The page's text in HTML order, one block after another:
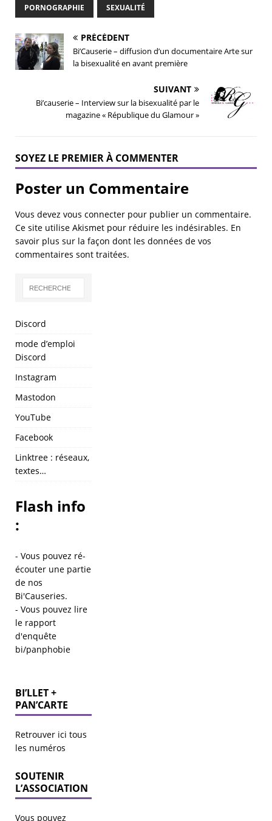
PORNOGRAPHIE SEXUALITÉ
PRÉCÉDENT
Bi’Causerie – diffusion d’un documentaire Arte sur
la bisexualité en avant première
SUIVANT
Bi’causerie – Interview sur la bisexualité par le
magazine « République du Glamour »
SOYEZ LE PREMIER À COMMENTER
Poster un Commentaire
Vous devez vous connecter pour publier un commentaire.
Ce site utilise Akismet pour réduire les indésirables. En
savoir plus sur la façon dont les données de vos
commentaires sont traitées.
Discord
mode d’emploi
Discord
Instagram
Mastodon
YouTube
Facebook
Linktree : réseaux,
textes…
Flash info
:
- Vous pouvez ré-
écouter une partie
de nos
Bi'Causeries.
- Vous pouvez lire
le rapport
d'enquête
bi/panphobie
BI’LLET +
PAN’CARTE
Retrouver ici tous
les numéros
SOUTENIR
L’ASSOCIATION
Vous pouvez